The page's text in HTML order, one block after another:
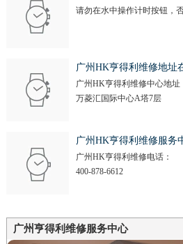
请勿在水中操作计时按钮，
广州HK亨得利维修地址
广州HK亨得利维修中心地
万菱汇国际中心A塔7层
广州HK亨得利维修服务
广州HK亨得利维修电话：
400-878-6612
广州亨得利维修服务中心